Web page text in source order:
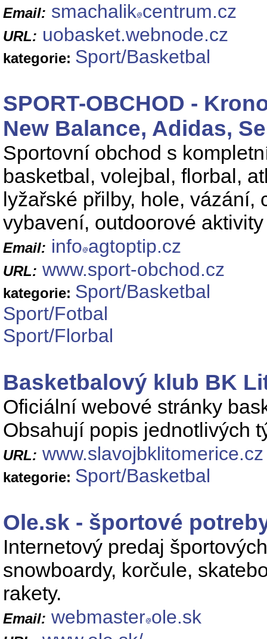
Email: smachalik centrum.cz
URL: uobasket.webnode.cz
kategorie: Sport/Basketbal
SPORT-OBCHOD -
New Balance, Adidas,
Sportovní obchod s
basketbal, volejbal, florbal,
lyžařské přilby, hole,
vybavení, outdoorové
Email: info agtoptip.cz
URL: www.sport-obchod.cz
kategorie: Sport/Basketbal
Sport/Fotbal
Sport/Florbal
Basketbalový klub BK
Oficiální webové stránky
Obsahují popis jednotlivých
URL: www.slavojbklitomerice.cz
kategorie: Sport/Basketbal
Ole.sk - športové
Internetový predaj
snowboardy, korčule,
rakety.
Email: webmaster ole.sk